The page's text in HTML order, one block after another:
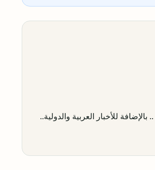
للأخبار العربية والدولية..